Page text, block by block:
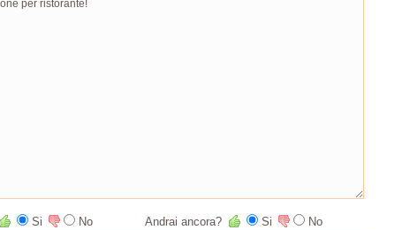
Si No Andrai ancora? Si No